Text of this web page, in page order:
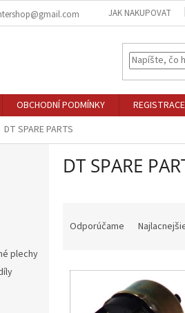
JAK NAKUPOVAT
OBCHODNÍ PODMÍNKY REGISTRACE
DT SPARE PARTS
plechy
DT SPARE
n
Odporúčame
V